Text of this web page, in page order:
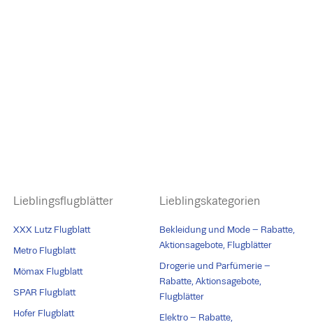
Lieblingsflugblätter
XXX Lutz Flugblatt
Metro Flugblatt
Mömax Flugblatt
SPAR Flugblatt
Hofer Flugblatt
Lieblingskategorien
Bekleidung und Mode – Rabatte,
Aktionsagebote, Flugblätter
Drogerie und Parfümerie –
Rabatte, Aktionsagebote,
Flugblätter
Elektro – Rabatte,